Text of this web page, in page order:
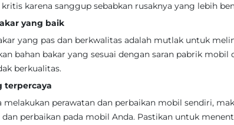
karena sanggup sebabkan rusaknya yang lebih
yang baik
yang pas dan berkwalitas adalah mutlak untuk
bahan bakar yang sesuai dengan saran pabrik
berkualitas.
terpercaya
melakukan perawatan dan perbaikan mobil sendiri,
dan perbaikan pada mobil Anda. Pastikan untuk